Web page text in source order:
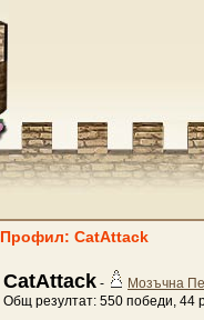
Профил: CatAttack
CatAttack - Мозъчна
Общ резултат: 550 победи, 44